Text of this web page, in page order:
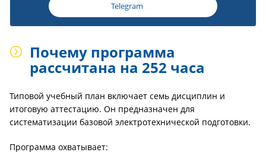
Telegram
Почему программа
рассчитана на 252 часа
Типовой учебный план включает семь дисциплин и
итоговую аттестацию. Он предназначен для
систематизации базовой электротехнической подготовки.
Программа охватывает: